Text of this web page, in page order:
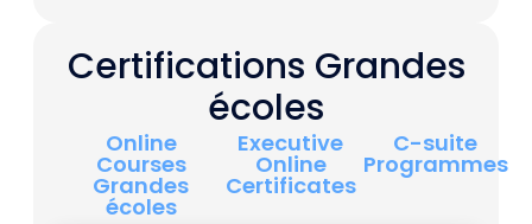
Certifications Grandes
écoles
Online
Courses
Grandes
écoles
Executive
Online
Certificates
C-suite
Programmes